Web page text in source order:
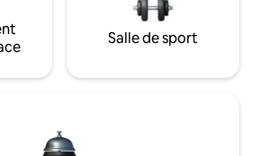
Salle de sport